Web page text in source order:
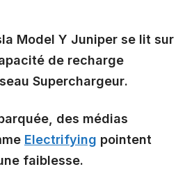
Model Y Juniper se lit sur
de recharge
Superchargeur.
des médias
Electrifying pointent
faiblesse.